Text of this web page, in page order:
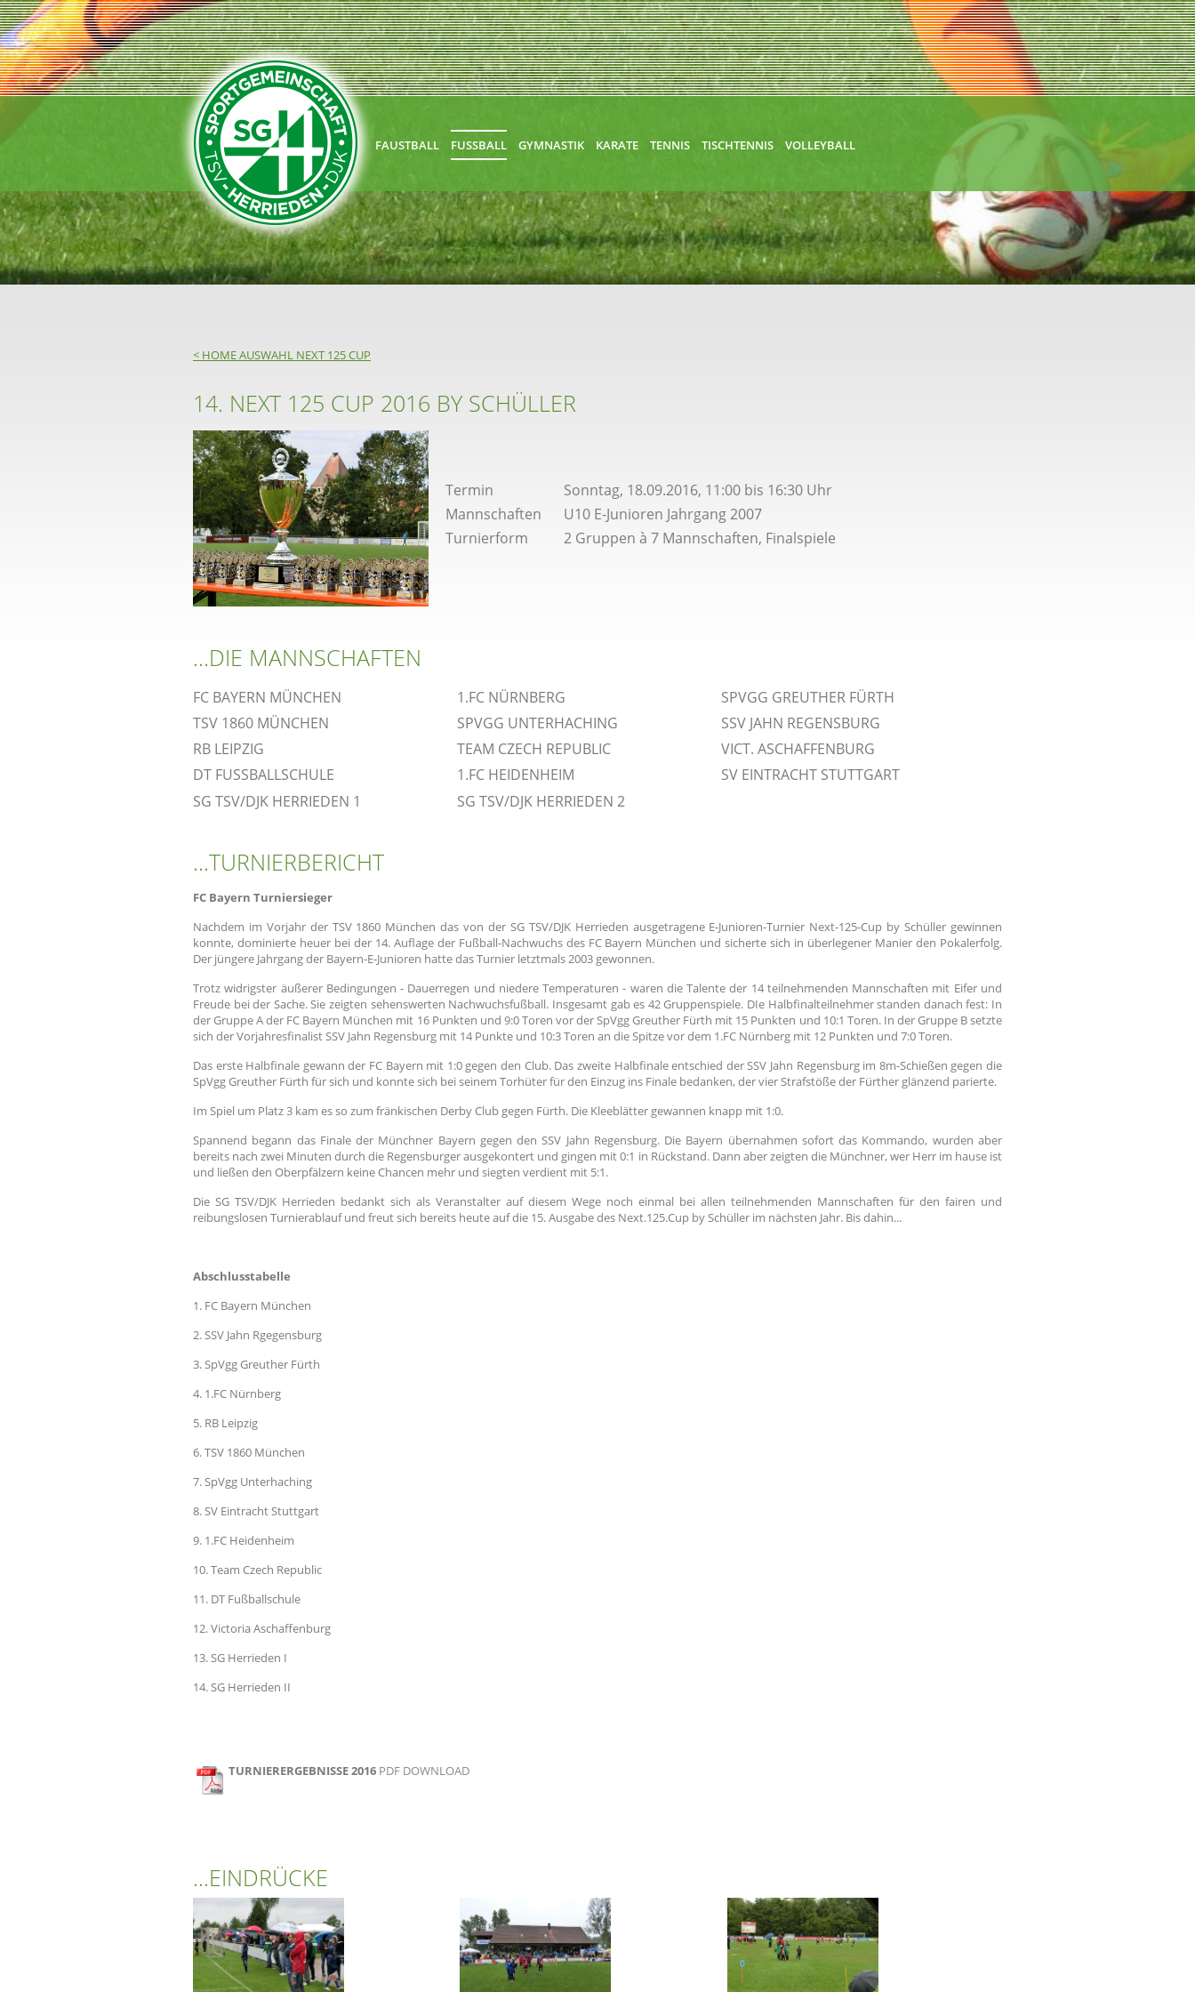
FAUSTBALL FUSSBALL GYMNASTIK KARATE TENNIS TISCHTENNIS VOLLEYBALL
< HOME AUSWAHL NEXT 125 CUP
14. NEXT 125 CUP 2016 BY SCHÜLLER
Termin
Sonntag, 18.09.2016, 11:00 bis 16:30 Uhr
Mannschaften
U10 E-Junioren Jahrgang 2007
Turnierform
2 Gruppen à 7 Mannschaften, Finalspiele
...DIE MANNSCHAFTEN
FC BAYERN MÜNCHEN 1.FC NÜRNBERG
SPVGG GREUTHER FÜRTH
TSV 1860 MÜNCHEN
SPVGG UNTERHACHING
SSV JAHN REGENSBURG
RB LEIPZIG
TEAM CZECH REPUBLIC
VICT. ASCHAFFENBURG
DT FUSSBALLSCHULE
1.FC HEIDENHEIM
SV EINTRACHT STUTTGART
SG TSV/DJK HERRIEDEN 1
SG TSV/DJK HERRIEDEN 2
...TURNIERBERICHT
FC Bayern Turniersieger
Nachdem im Vorjahr der TSV 1860 München das von der SG TSV/DJK Herrieden ausgetragene E-Junioren-Turnier Next-125-Cup by Schüller gewinnen
konnte, dominierte heuer bei der 14. Auflage der Fußball-Nachwuchs des FC Bayern München und sicherte sich in überlegener Manier den Pokalerfolg.
Der jüngere Jahrgang der Bayern-E-Junioren hatte das Turnier letztmals 2003 gewonnen.
Trotz widrigster äußerer Bedingungen - Dauerregen und niedere Temperaturen - waren die Talente der 14 teilnehmenden Mannschaften mit Eifer und
Freude bei der Sache. Sie zeigten sehenswerten Nachwuchsfußball. Insgesamt gab es 42 Gruppenspiele. DIe Halbfinalteilnehmer standen danach fest: In
der Gruppe A der FC Bayern München mit 16 Punkten und 9:0 Toren vor der SpVgg Greuther Fürth mit 15 Punkten und 10:1 Toren. In der Gruppe B setzte
sich der Vorjahresfinalist SSV Jahn Regensburg mit 14 Punkte und 10:3 Toren an die Spitze vor dem 1.FC Nürnberg mit 12 Punkten und 7:0 Toren.
Das erste Halbfinale gewann der FC Bayern mit 1:0 gegen den Club. Das zweite Halbfinale entschied der SSV Jahn Regensburg im 8m-Schießen gegen die
SpVgg Greuther Fürth für sich und konnte sich bei seinem Torhüter für den Einzug ins Finale bedanken, der vier Strafstöße der Fürther glänzend parierte.
Im Spiel um Platz 3 kam es so zum fränkischen Derby Club gegen Fürth. Die Kleeblätter gewannen knapp mit 1:0.
Spannend begann das Finale der Münchner Bayern gegen den SSV Jahn Regensburg. Die Bayern übernahmen sofort das Kommando, wurden aber
bereits nach zwei Minuten durch die Regensburger ausgekontert und gingen mit 0:1 in Rückstand. Dann aber zeigten die Münchner, wer Herr im hause ist
und ließen den Oberpfälzern keine Chancen mehr und siegten verdient mit 5:1.
Die SG TSV/DJK Herrieden bedankt sich als Veranstalter auf diesem Wege noch einmal bei allen teilnehmenden Mannschaften für den fairen und
reibungslosen Turnierablauf und freut sich bereits heute auf die 15. Ausgabe des Next.125.Cup by Schüller im nächsten Jahr. Bis dahin...
Abschlusstabelle
1. FC Bayern München
2. SSV Jahn Rgegensburg
3. SpVgg Greuther Fürth
4. 1.FC Nürnberg
5. RB Leipzig
6. TSV 1860 München
7. SpVgg Unterhaching
8. SV Eintracht Stuttgart
9. 1.FC Heidenheim
10. Team Czech Republic
11. DT Fußballschule
12. Victoria Aschaffenburg
13. SG Herrieden I
14. SG Herrieden II
TURNIERERGEBNISSE 2016 PDF DOWNLOAD
...EINDRÜCKE